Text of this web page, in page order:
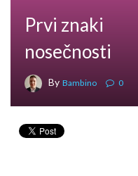
Prvi znaki
nosečnosti
By Bambino 0